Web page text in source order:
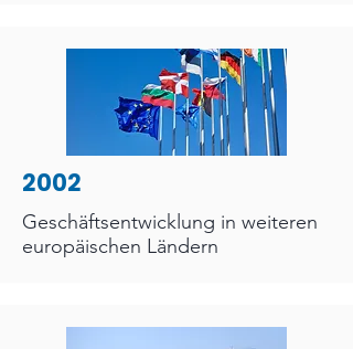
2002
Geschäftsentwicklung in weiteren
europäischen Ländern